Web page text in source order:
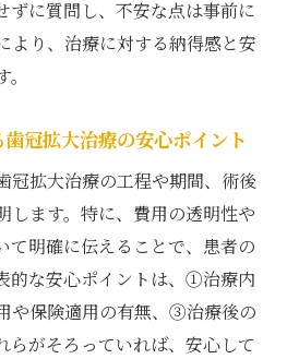
視したい費用の透明性とは
用が発生しやすいケースを
きる費用相談の進め方
とその対処法
る歯根膜腔拡大の主な原因
歯根膜腔拡大とその治療法
ずに質問し、不安な点は事前に
より、治療に対する納得感と安
冠拡大治療の安心ポイント
冠拡大治療の工程や期間、術後
します。特に、費用の透明性や
て明確に伝えることで、患者の
的な安心ポイントは、①治療内
や保険適用の有無、③治療後の
らがそろっていれば、安心して